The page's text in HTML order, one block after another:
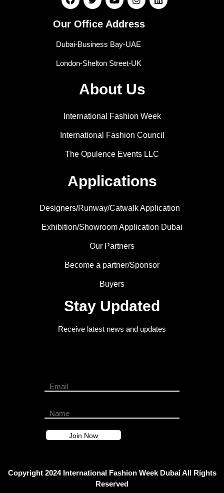
Our Office Address
Dubai-Business Bay-UAE
London-Shelton Street-UK
About Us
International Fashion Week
International Fashion Council
The Opulence Events LLC
Applications
Designers/Runway/Catwalk Application
Exhibition/Showroom Application Dubai
Our Partners
Become a partner/Sponsor
Buyers
Stay Updated
Receive latest news and updates
Copyright 2024 International Fashion Week Dubai All Rights
Reserved